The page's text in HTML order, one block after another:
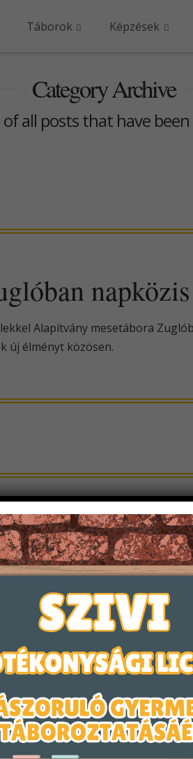
Táborok Képzések
Category Archive
all posts that have
Alapítvány mesetábora
új élményt közösen.
től
felajánlást kaptunk az
a külső helyszínekre